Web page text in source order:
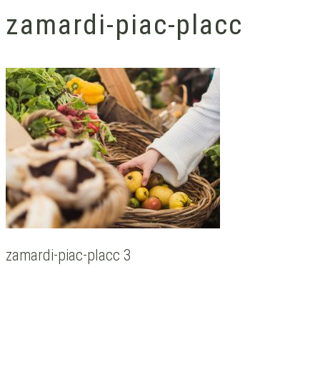
zamardi-piac-placc
zamardi-piac-placc 3